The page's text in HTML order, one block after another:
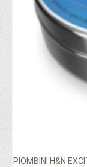
PIOMBINI H&N